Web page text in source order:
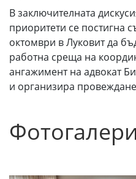
В заключителната
приоритети се постигна
октомври в Луковит да
работна среща на
ангажимент на адвокат
и организира